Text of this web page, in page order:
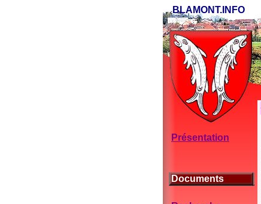
BLAMONT.INFO
Présentation
Documents